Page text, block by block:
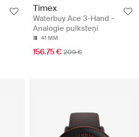
Timex
Waterbuy Ace 3-Hand -
Analogie pulksteņi
41 MM
156.75 € 209 €